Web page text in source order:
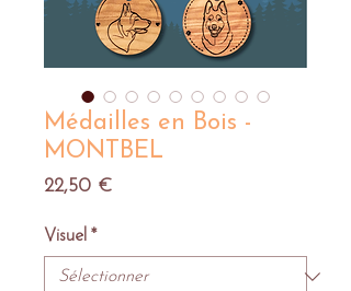
Médailles en Bois -
MONTBEL
22,50 €Prix
Visuel *